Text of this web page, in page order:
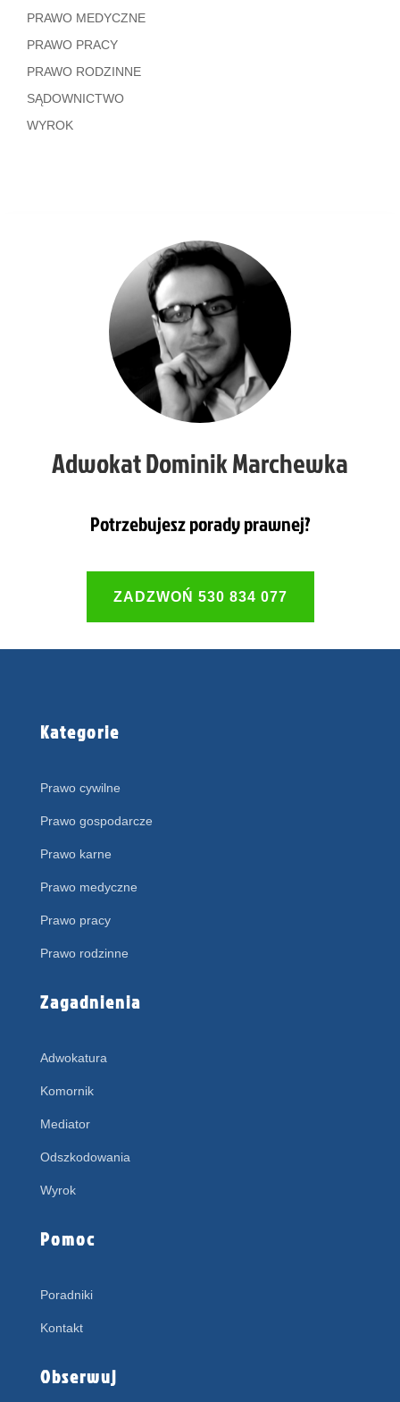
PRAWO MEDYCZNE
PRAWO PRACY
PRAWO RODZINNE
SĄDOWNICTWO
WYROK
Adwokat Dominik Marchewka
Potrzebujesz porady prawnej?
ZADZWOŃ 530 834 077
Kategorie
Prawo cywilne
Prawo gospodarcze
Prawo karne
Prawo medyczne
Prawo pracy
Prawo rodzinne
Zagadnienia
Adwokatura
Komornik
Mediator
Odszkodowania
Wyrok
Pomoc
Poradniki
Kontakt
Obserwuj